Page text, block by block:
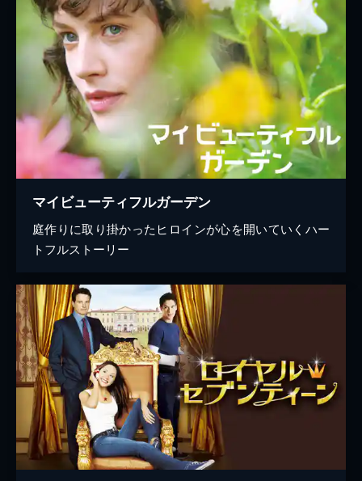
マイビューティフルガーデン
庭作りに取り掛かったヒロインが心を開いていくハー
トフルストーリー